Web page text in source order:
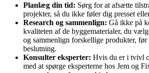
Planlæg din tid: Sørg for at afsætte
projekter, så du ikke føler dig presset
Research og sammenlign: Gå ikke på
kvaliteten af de byggematerialer, du
og sammenlign forskellige produkter,
beslutning.
Konsulter eksperter: Hvis du er i tvivl
med at spørge eksperterne hos Jem og